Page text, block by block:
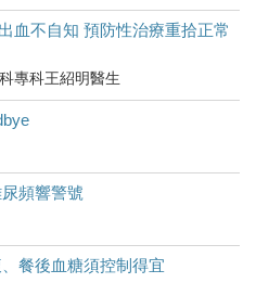
血不自知 預防性治療重拾正常
專科王紹明醫生
頻響警號
餐後血糖須控制得宜